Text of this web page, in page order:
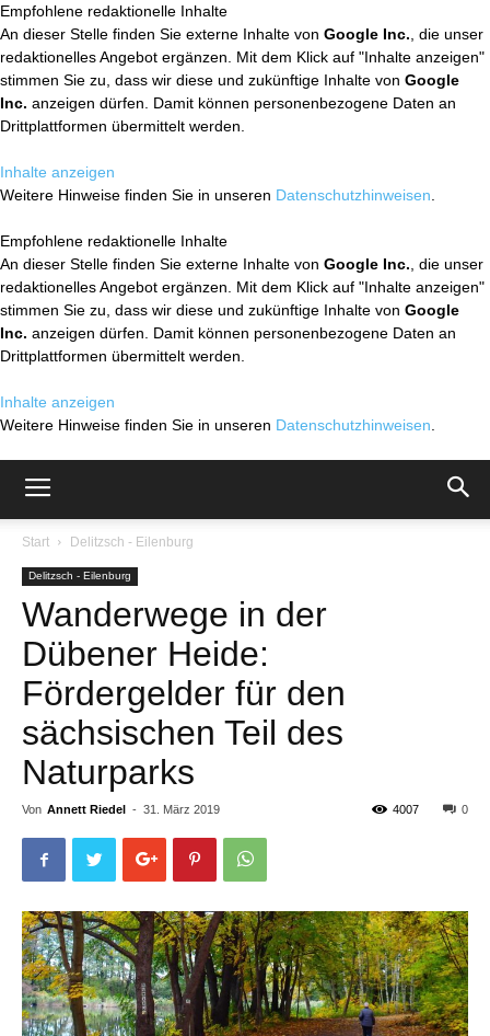
Empfohlene redaktionelle Inhalte
An dieser Stelle finden Sie externe Inhalte von Google Inc. , die unser
redaktionelles Angebot ergänzen. Mit dem Klick auf "Inhalte anzeigen"
stimmen Sie zu, dass wir diese und zukünftige Inhalte von Google
Inc. anzeigen dürfen. Damit können personenbezogene Daten an
Drittplattformen übermittelt werden.
Inhalte anzeigen
Weitere Hinweise finden Sie in unseren Datenschutzhinweisen
Empfohlene redaktionelle Inhalte
An dieser Stelle finden Sie externe Inhalte von Google Inc. , die unser
redaktionelles Angebot ergänzen. Mit dem Klick auf "Inhalte anzeigen"
stimmen Sie zu, dass wir diese und zukünftige Inhalte von Google
Inc. anzeigen dürfen. Damit können personenbezogene Daten an
Drittplattformen übermittelt werden.
Inhalte anzeigen
Weitere Hinweise finden Sie in unseren Datenschutzhinweisen
Start Delitzsch - Eilenburg
Delitzsch - Eilenburg
Wanderwege in der
Dübener Heide:
Fördergelder für den
sächsischen Teil des
Naturparks
Von Annett Riedel - 31. März 2019 0
4007